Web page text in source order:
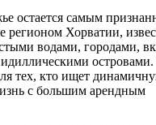
остается самым
регионом Хорватии,
водами, городами,
островами.
тех, кто ищет
с большим арендным